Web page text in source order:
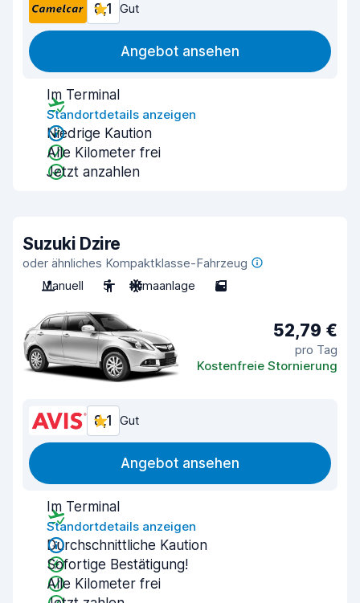
8,1 Gut
Angebot ansehen
Im Terminal
Standortdetails anzeigen
Niedrige Kaution
Alle Kilometer frei
Jetzt anzahlen
Suzuki Dzire
oder ähnliches Kompaktklasse-Fahrzeug
Manuell
5 Klimaanlage 5
52,79 €
pro Tag
Kostenfreie Stornierung
8,1 Gut
Angebot ansehen
Im Terminal
Standortdetails anzeigen
Durchschnittliche Kaution
Sofortige Bestätigung!
Alle Kilometer frei